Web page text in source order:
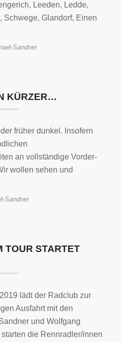
Leeden, Ledde,
Schwege, Glandorf, Einen
Sandner
KÜRZER…
früher dunkel. Insofern
an vollständige Vorder-
wollen sehen und
Sandner
TOUR STARTET
lädt der Radclub zur
Ausfahrt mit den
und Wolfgang
die Rennradler/innen